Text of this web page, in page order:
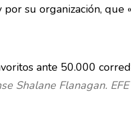
su organización, que
Shalane Flanagan. EFE